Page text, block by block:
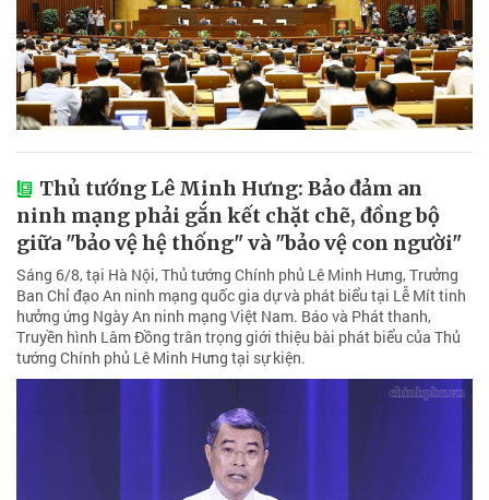
Thủ tướng Lê Minh Hưng: Bảo đảm an
ninh mạng phải gắn kết chặt chẽ, đồng bộ
giữa "bảo vệ hệ thống" và "bảo vệ con người"
Sáng 6/8, tại Hà Nội, Thủ tướng Chính phủ Lê Minh Hưng, Trưởng
Ban Chỉ đạo An ninh mạng quốc gia dự và phát biểu tại Lễ Mít tinh
hưởng ứng Ngày An ninh mạng Việt Nam. Báo và Phát thanh,
Truyền hình Lâm Đồng trân trọng giới thiệu bài phát biểu của Thủ
tướng Chính phủ Lê Minh Hưng tại sự kiện.